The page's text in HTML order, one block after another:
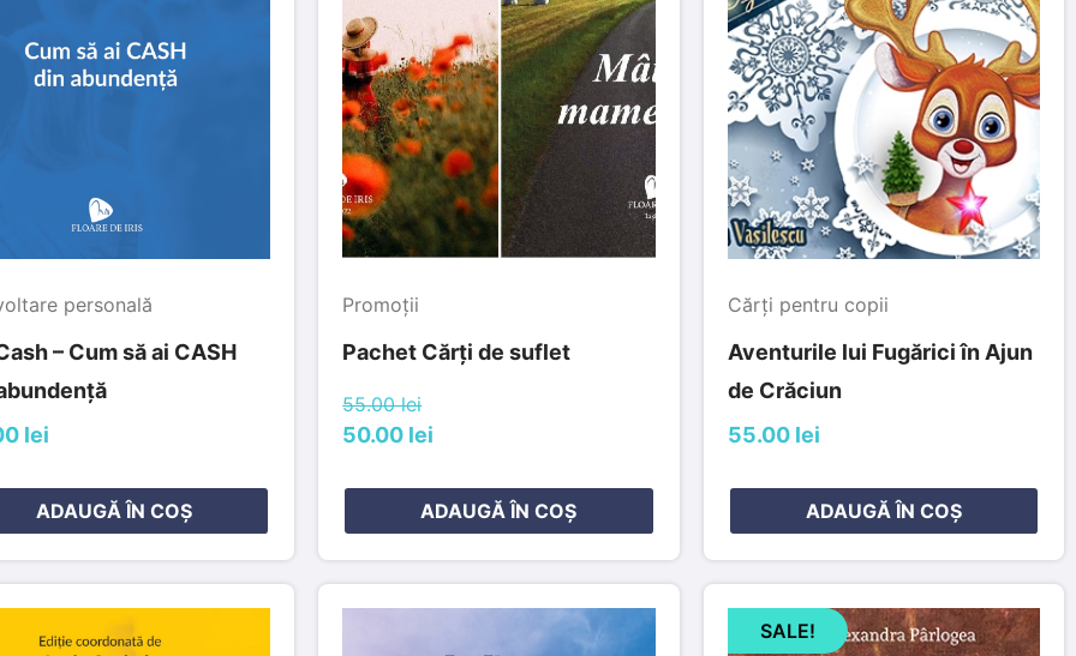
personală
– Cum să ai CASH
lei
ADAUGĂ ÎN COȘ
Promoții
Pachet Cărți de suflet
55.00 lei
50.00 lei
ADAUGĂ ÎN COȘ
Cărți pentru copii
Aventurile lui Fugărici în Ajun
de Crăciun
55.00 lei
ADAUGĂ ÎN COȘ
SALE!